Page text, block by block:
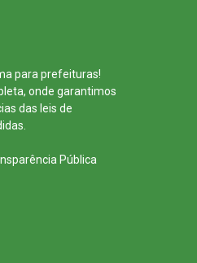
para prefeituras!
onde garantimos
das leis de
Pública